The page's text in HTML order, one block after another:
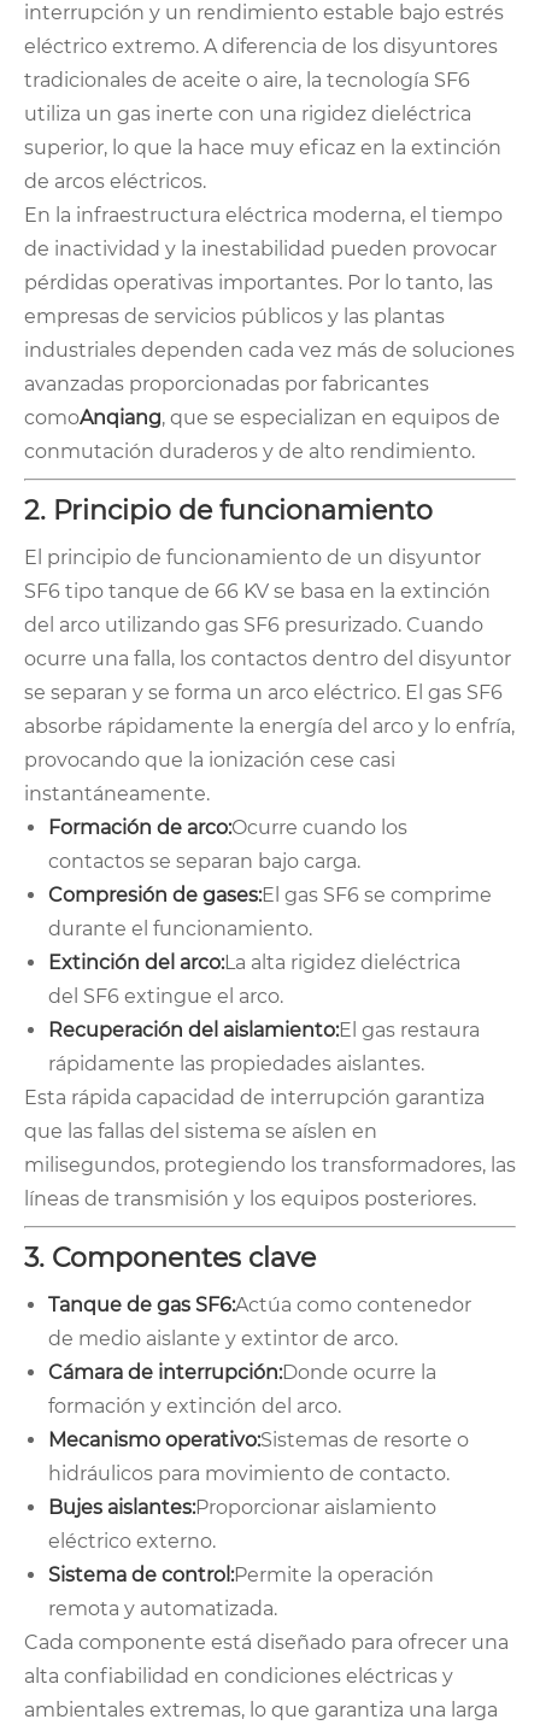
interrupción y un rendimiento estable bajo estrés
eléctrico extremo. A diferencia de los disyuntores
tradicionales de aceite o aire, la tecnología SF6
utiliza un gas inerte con una rigidez dieléctrica
superior, lo que la hace muy eficaz en la extinción
de arcos eléctricos.
En la infraestructura eléctrica moderna, el tiempo
de inactividad y la inestabilidad pueden provocar
pérdidas operativas importantes. Por lo tanto, las
empresas de servicios públicos y las plantas
industriales dependen cada vez más de soluciones
avanzadas proporcionadas por fabricantes
comoAnqiang, que se especializan en equipos de
conmutación duraderos y de alto rendimiento.
2. Principio de funcionamiento
El principio de funcionamiento de un disyuntor
SF6 tipo tanque de 66 KV se basa en la extinción
del arco utilizando gas SF6 presurizado. Cuando
ocurre una falla, los contactos dentro del disyuntor
se separan y se forma un arco eléctrico. El gas SF6
absorbe rápidamente la energía del arco y lo enfría,
provocando que la ionización cese casi
instantáneamente.
Formación de arco:Ocurre cuando los
contactos se separan bajo carga.
Compresión de gases:El gas SF6 se comprime
durante el funcionamiento.
Extinción del arco:La alta rigidez dieléctrica
del SF6 extingue el arco.
Recuperación del aislamiento:El gas restaura
rápidamente las propiedades aislantes.
Esta rápida capacidad de interrupción garantiza
que las fallas del sistema se aíslen en
milisegundos, protegiendo los transformadores, las
líneas de transmisión y los equipos posteriores.
3. Componentes clave
Tanque de gas SF6:Actúa como contenedor
de medio aislante y extintor de arco.
Cámara de interrupción:Donde ocurre la
formación y extinción del arco.
Mecanismo operativo:Sistemas de resorte o
hidráulicos para movimiento de contacto.
Bujes aislantes:Proporcionar aislamiento
eléctrico externo.
Sistema de control:Permite la operación
remota y automatizada.
Cada componente está diseñado para ofrecer una
alta confiabilidad en condiciones eléctricas y
ambientales extremas, lo que garantiza una larga